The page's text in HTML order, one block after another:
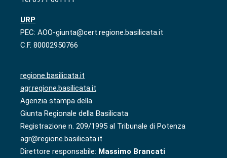
URP
PEC: AOO-giunta@cert.regione.basilicata.it
C.F. 80002950766
regione.basilicata.it
agr.regione.basilicata.it
Agenzia stampa della
Giunta Regionale della Basilicata
Registrazione n. 209/1995 al Tribunale di Potenza
agr@regione.basilicata.it
Direttore responsabile: Massimo Brancati